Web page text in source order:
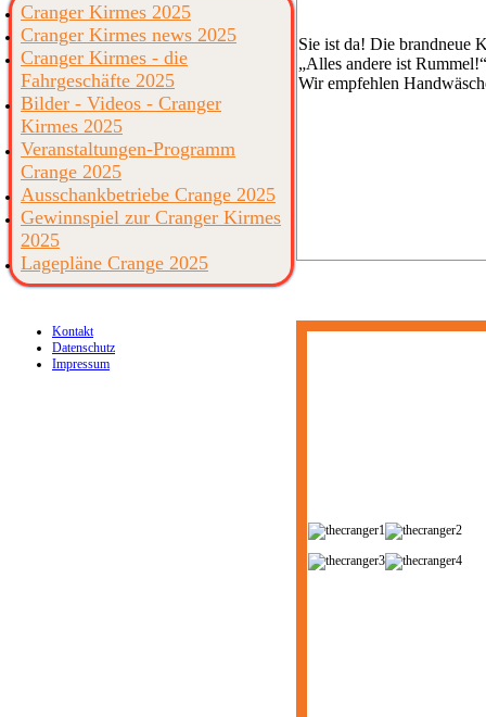
Sie ist da! Die brandneue
„Alles andere ist
Wir empfehlen
Cranger Kirmes 2025
Cranger Kirmes news 2025
Cranger Kirmes - die
Fahrgeschäfte 2025
Bilder - Videos - Cranger
Kirmes 2025
Veranstaltungen-Programm
Crange 2025
Ausschankbetriebe Crange 2025
Gewinnspiel zur Cranger Kirmes
2025
Lagepläne Crange 2025
Kontakt
Datenschutz
Impressum